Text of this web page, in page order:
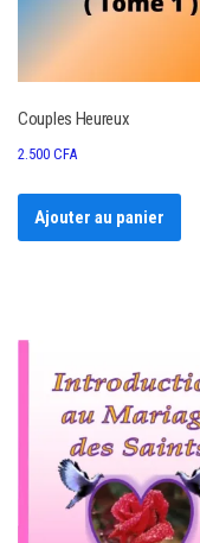
Couples Heureux
2.500 CFA
Ajouter au panier